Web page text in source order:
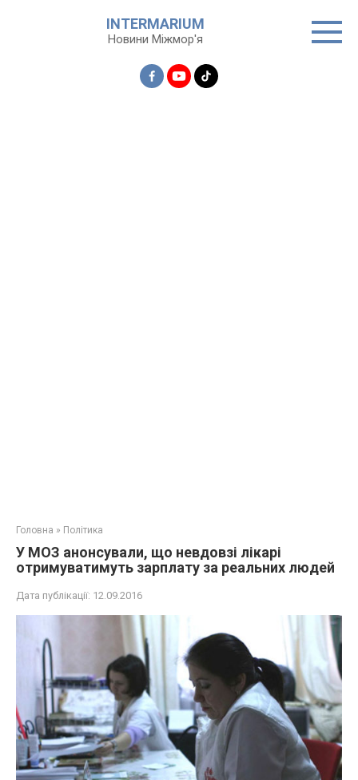
INTERMARIUM
Новини Міжмор'я
Головна » Політика
У МОЗ анонсували, що невдовзі лікарі
отримуватимуть зарплату за реальних людей
Дата публікації: 12.09.2016